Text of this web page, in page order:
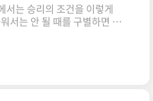
니다.”라고 하였다. 그 ..
서는 승리의 조건을 이렇게
서는 안 될 때를 구별하면 승
부리는 방법을 알면 승리
맞으면 승리한다. 넷째, 언
공격하면 승리한다. 다섯
으면 승리한다. 기업을 경